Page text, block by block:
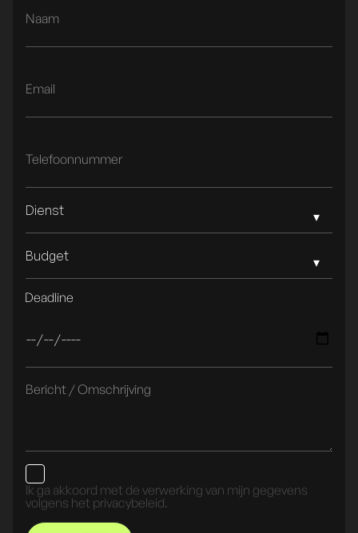
Dienst
Budget
Deadline
Ik ga akkoord met de verwerking van mijn gegevens
volgens het privacybeleid.